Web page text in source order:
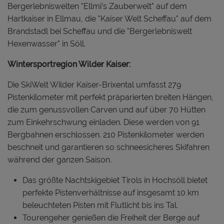
Bergerlebniswelten "Ellmi’s Zauberwelt" auf dem
Hartkaiser in Ellmau, die "Kaiser Welt Scheffau" auf dem
Brandstadl bei Scheffau und die "Bergerlebniswelt
Hexenwasser" in Söll.
Wintersportregion Wilder Kaiser:
Die SkiWelt Wilder Kaiser-Brixental umfasst 279
Pistenkilometer mit perfekt präparierten breiten Hängen,
die zum genussvollen Carven und auf über 70 Hütten
zum Einkehrschwung einladen. Diese werden von 91
Bergbahnen erschlossen. 210 Pistenkilometer werden
beschneit und garantieren so schneesicheres Skifahren
während der ganzen Saison.
Das größte Nachtskigebiet Tirols in Hochsöll bietet
perfekte Pistenverhältnisse auf insgesamt 10 km
beleuchteten Pisten mit Flutlicht bis ins Tal.
Tourengeher genießen die Freiheit der Berge auf